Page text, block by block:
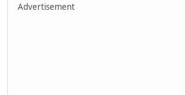
Advertisement